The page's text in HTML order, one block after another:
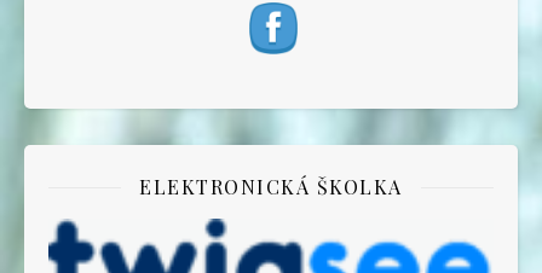
ELEKTRONICKÁ ŠKOLKA